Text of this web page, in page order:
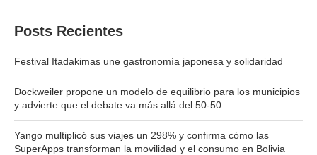
Posts Recientes
Festival Itadakimas une gastronomía japonesa y solidaridad
Dockweiler propone un modelo de equilibrio para los municipios
y advierte que el debate va más allá del 50-50
Yango multiplicó sus viajes un 298% y confirma cómo las
SuperApps transforman la movilidad y el consumo en Bolivia